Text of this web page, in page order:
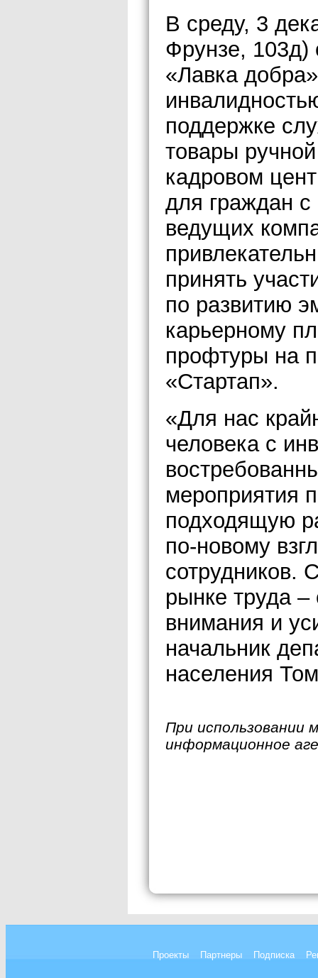
В среду, 3
Фрунзе, 103д)
«Лавка
поддержке
товары
кадровом
для граждан с
ведущих
принять
по развитию
карьерному
профтуры на
«Стартап».
«Для нас
человека с
мероприятия
подходящую
по-новому
сотрудников.
рынке труда –
внимания и
начальник
населения
При использовании
информационное
Проекты Партнеры Подписка